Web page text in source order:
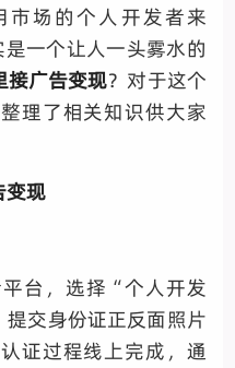
场的个人开发者来
一个让人一头雾水的
接广告变现？对于这个
理了相关知识供大家
变现
台，选择“个人开发
交身份证正反面照片
证过程线上完成，通